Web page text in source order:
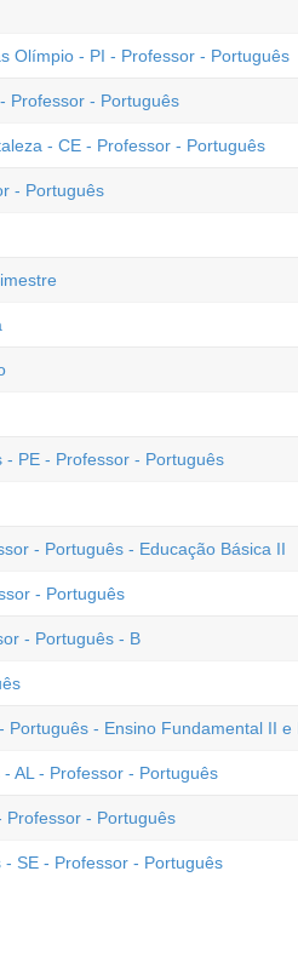
Olímpio - PI - Professor - Português
Professor - Português
- CE - Professor - Português
- Português
PE - Professor - Português
- Português - Educação Básica II
- Português
- Português - B
Português - Ensino Fundamental II e
AL - Professor - Português
Professor - Português
SE - Professor - Português